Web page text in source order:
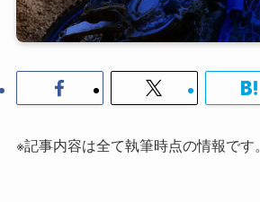
※記事内容は全て執筆時点の情報です。